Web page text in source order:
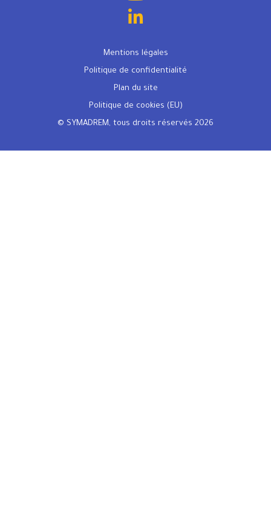
Mentions légales
Politique de confidentialité
Plan du site
Politique de cookies (EU)
© SYMADREM, tous droits réservés 2026